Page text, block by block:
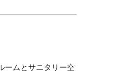
ームとサニタリー空